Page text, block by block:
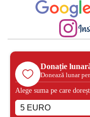
Donație
Donează lunar
Alege suma pe care